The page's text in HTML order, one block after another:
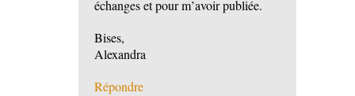
échanges et pour m’avoir publiée.
Bises,
Alexandra
Répondre